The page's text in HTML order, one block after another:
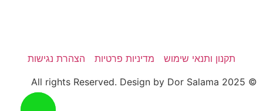
תקנון ותנאי שימוש מדיניות פרטיות
הצהרת נגישות
© 2025 All rights Reserved. Design by Dor Salama